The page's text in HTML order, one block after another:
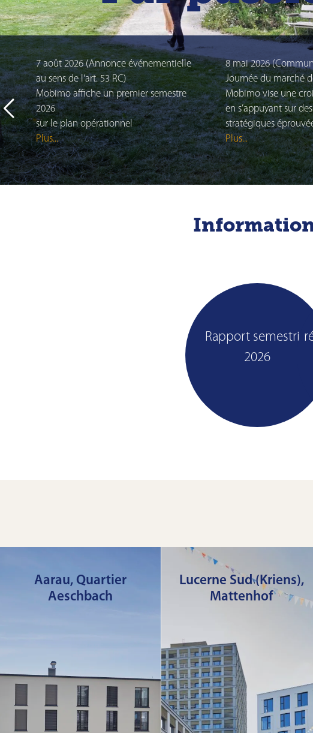
Statuts
Code de Conduite
Règlement d’organisation
Code de conduite des
Obligation d'annoncer les
Conseil d'administration
Direction
Rapport sur les risques
7 août 2026 (Annonce événementielle
au sens de l'art. 53 RC)
Mobimo affiche un premier semestre
2026
sur le plan opérationnel
Plus...
8 mai 2026
Journée du marché
Mobimo vise une
en s’appuyant sur
stratégiques
Plus...
Information
Rapport semestriel
2026
Plus
Aarau, Quartier
Aeschbach
Un quartier urbain vivant
et à usage mixte sur
l’ancienne zone
industrielle de Torfeld
Lucerne Sud (Kriens),
Mattenhof
Le Mattenhof, au sud de
Lucerne, est un quartier
urbain bien desservi
proposant des